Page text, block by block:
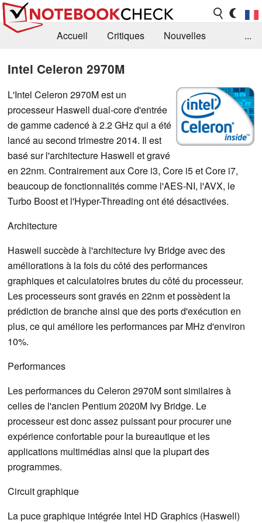
Accueil Critiques
Nouvelles
...
Intel Celeron 2970M
L'Intel Celeron 2970M est un
processeur Haswell dual-core d'entrée
de gamme cadencé à 2.2 GHz qui a été
lancé au second trimestre 2014. Il est
basé sur l'architecture Haswell et gravé
en 22nm. Contrairement aux Core i3, Core i5 et Core i7,
beaucoup de fonctionnalités comme l'AES-NI, l'AVX, le
Turbo Boost et l'Hyper-Threading ont été désactivées.
Architecture
Haswell succède à l'architecture Ivy Bridge avec des
améliorations à la fois du côté des performances
graphiques et calculatoires brutes du côté du processeur.
Les processeurs sont gravés en 22nm et possèdent la
prédiction de branche ainsi que des ports d'exécution en
plus, ce qui améliore les performances par MHz d'environ
10%.
Performances
Les performances du Celeron 2970M sont similaires à
celles de l'ancien Pentium 2020M Ivy Bridge. Le
processeur est donc assez puissant pour procurer une
expérience confortable pour la bureautique et les
applications multimédias ainsi que la plupart des
programmes.
Circuit graphique
La puce graphique intégrée Intel HD Graphics (Haswell)